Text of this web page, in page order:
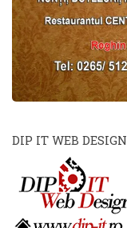
DIP IT WEB DESIGN